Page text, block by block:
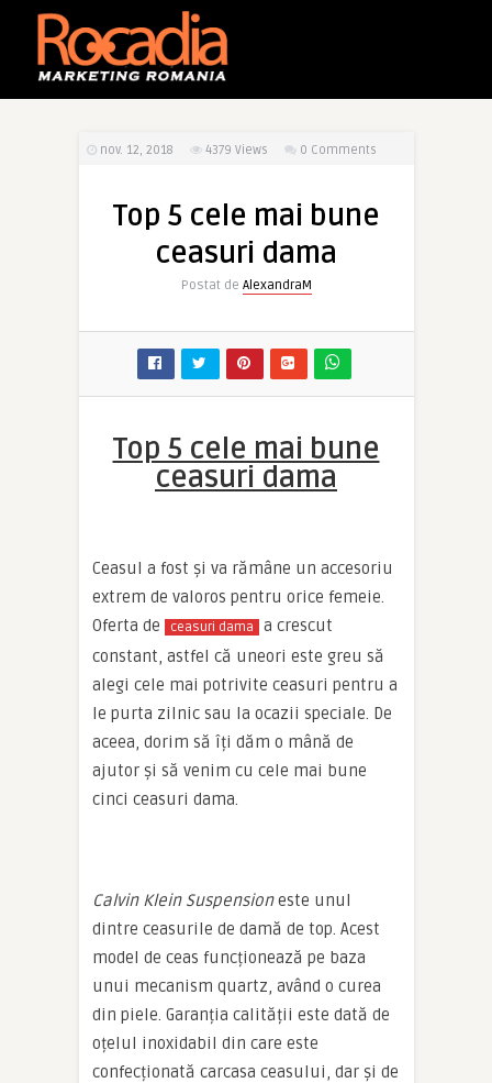
nov. 12, 2018 4379 Views 0 Comments
Top 5 cele mai bune
ceasuri dama
Postat de AlexandraM
Top 5 cele mai bune
ceasuri dama
Ceasul a fost și va rămâne un accesoriu
extrem de valoros pentru orice femeie.
Oferta de
ceasuri dama
a crescut
constant, astfel că uneori este greu să
alegi cele mai potrivite ceasuri pentru a
le purta zilnic sau la ocazii speciale. De
aceea, dorim să îți dăm o mână de
ajutor și să venim cu cele mai bune
cinci ceasuri dama.
Calvin Klein Suspensioneste unul
dintre ceasurile de damă de top. Acest
model de ceas funcționează pe baza
unui mecanism quartz, având o curea
din piele. Garanția calității este dată de
oțelul inoxidabil din care este
confecționată carcasa ceasului, dar și de